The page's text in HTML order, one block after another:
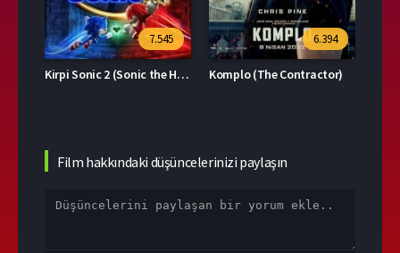
7.545
Kirpi Sonic 2 (Sonic the Hedgehog 2)
6.394
Komplo (The Contractor)
Film hakkındaki düşüncelerinizi paylaşın